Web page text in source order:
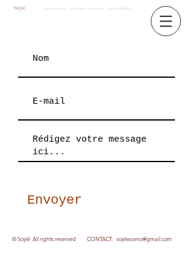
​Soylé Illustratrice . Metteure en scène . Scénographe
Envoyer
© Soylé All rights reserved CONTACT: ​soyle​sceno@gmail.com